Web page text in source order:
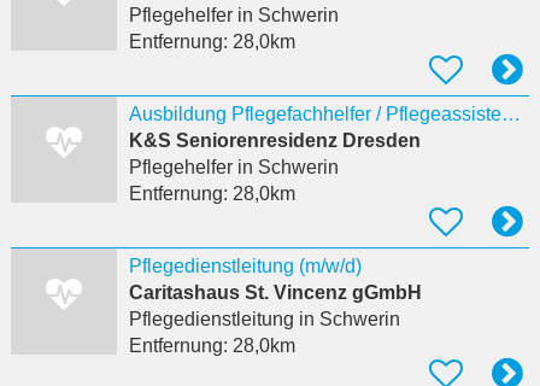
Pflegehelferin Schwerin
Entfernung: 28,0km
Ausbildung Pflegefachhelfer / Pflegeassistent (m/w/d) Start 2027 K&S Seniorenresidenz Schwerin
K&S Seniorenresidenz Dresden
Pflegehelferin Schwerin
Entfernung: 28,0km
Pflegedienstleitung (m/w/d)
Caritashaus St. Vincenz gGmbH
Pflegedienstleitung in Schwerin
Entfernung: 28,0km